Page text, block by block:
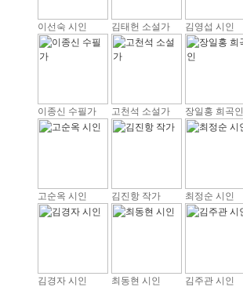
이선숙 시인 김태헌 소설가 김영섭 시인
이종신 수필가 고천석 소설가 장일홍 희곡인
고순옥 시인 김진항 작가 최정순 시인
김경자 시인 최동현 시인 김주관 시인